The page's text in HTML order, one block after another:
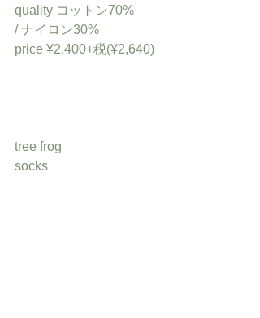
quality コットン70%
/ ナイロン30%
price ¥2,400+税(¥2,640)
tree frog
socks